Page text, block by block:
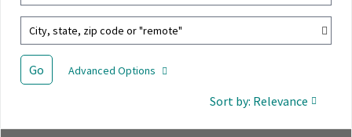
City, state, zip code or "remote"
Go Advanced Options
Sort by: Relevance